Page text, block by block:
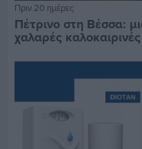
Πριν 20 ημέρες
Πέτρινο στη Βέσσα:
χαλαρές